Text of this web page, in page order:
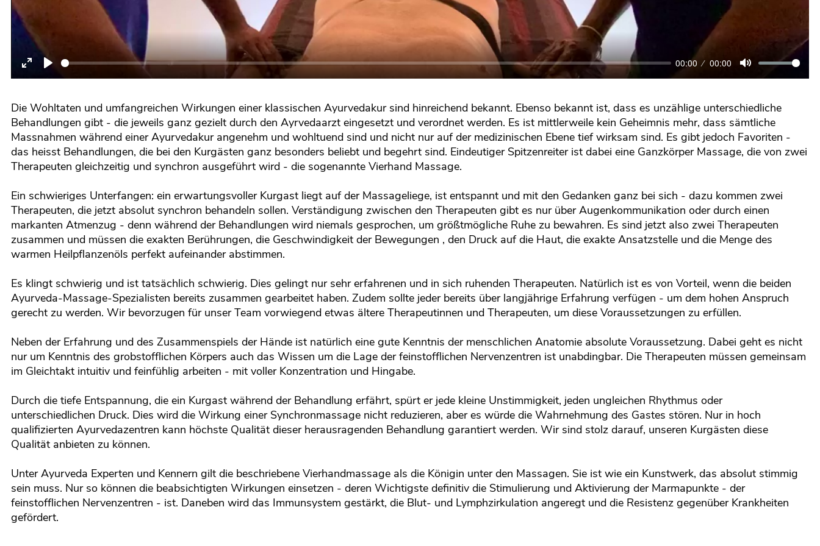
EnterPlay
00:00 00:00
Mute
Die Wohltaten und umfangreichen Wirkungen einer klassischen Ayurvedakur sind hinreichend bekannt. Ebenso bekannt ist, dass es unzählige unterschiedliche
Behandlungen gibt - die jeweils ganz gezielt durch den Ayrvedaarzt eingesetzt und verordnet werden. Es ist mittlerweile kein Geheimnis mehr, dass sämtliche
Massnahmen während einer Ayurvedakur angenehm und wohltuend sind und nicht nur auf der medizinischen Ebene tief wirksam sind. Es gibt jedoch Favoriten -
das heisst Behandlungen, die bei den Kurgästen ganz besonders beliebt und begehrt sind. Eindeutiger Spitzenreiter ist dabei eine Ganzkörper Massage, die von zwei
Therapeuten gleichzeitig und synchron ausgeführt wird - die sogenannte Vierhand Massage.
Ein schwieriges Unterfangen: ein erwartungsvoller Kurgast liegt auf der Massageliege, ist entspannt und mit den Gedanken ganz bei sich - dazu kommen zwei
Therapeuten, die jetzt absolut synchron behandeln sollen. Verständigung zwischen den Therapeuten gibt es nur über Augenkommunikation oder durch einen
markanten Atmenzug - denn während der Behandlungen wird niemals gesprochen, um größtmögliche Ruhe zu bewahren. Es sind jetzt also zwei Therapeuten
zusammen und müssen die exakten Berührungen, die Geschwindigkeit der Bewegungen , den Druck auf die Haut, die exakte Ansatzstelle und die Menge des
warmen Heilpflanzenöls perfekt aufeinander abstimmen.
Es klingt schwierig und ist tatsächlich schwierig. Dies gelingt nur sehr erfahrenen und in sich ruhenden Therapeuten. Natürlich ist es von Vorteil, wenn die beiden
Ayurveda-Massage-Spezialisten bereits zusammen gearbeitet haben. Zudem sollte jeder bereits über langjährige Erfahrung verfügen - um dem hohen Anspruch
gerecht zu werden. Wir bevorzugen für unser Team vorwiegend etwas ältere Therapeutinnen und Therapeuten, um diese Voraussetzungen zu erfüllen.
Neben der Erfahrung und des Zusammenspiels der Hände ist natürlich eine gute Kenntnis der menschlichen Anatomie absolute Voraussetzung. Dabei geht es nicht
nur um Kenntnis des grobstofflichen Körpers auch das Wissen um die Lage der feinstofflichen Nervenzentren ist unabdingbar. Die Therapeuten müssen gemeinsam
im Gleichtakt intuitiv und feinfühlig arbeiten - mit voller Konzentration und Hingabe.
Durch die tiefe Entspannung, die ein Kurgast während der Behandlung erfährt, spürt er jede kleine Unstimmigkeit, jeden ungleichen Rhythmus oder
unterschiedlichen Druck. Dies wird die Wirkung einer Synchronmassage nicht reduzieren, aber es würde die Wahrnehmung des Gastes stören. Nur in hoch
qualifizierten Ayurvedazentren kann höchste Qualität dieser herausragenden Behandlung garantiert werden. Wir sind stolz darauf, unseren Kurgästen diese
Qualität anbieten zu können.
Unter Ayurveda Experten und Kennern gilt die beschriebene Vierhandmassage als die Königin unter den Massagen. Sie ist wie ein Kunstwerk, das absolut stimmig
sein muss. Nur so können die beabsichtigten Wirkungen einsetzen - deren Wichtigste definitiv die Stimulierung und Aktivierung der Marmapunkte - der
feinstofflichen Nervenzentren - ist. Daneben wird das Immunsystem gestärkt, die Blut- und Lymphzirkulation angeregt und die Resistenz gegenüber Krankheiten
gefördert.